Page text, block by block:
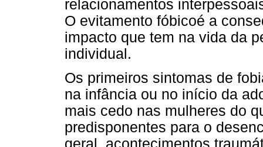
relacionamentos
O evitamento fóbicoé a
impacto que tem na vida da
individual.
Os primeiros sintomas de
na infância ou no início da
mais cedo nas mulheres do
predisponentes para o
geral, acontecimentos